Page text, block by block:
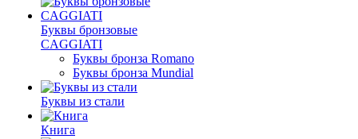
Буквы бронзовые
CAGGIATI
Буквы бронза Romano
Буквы бронза Mundial
Буквы из стали
Книга